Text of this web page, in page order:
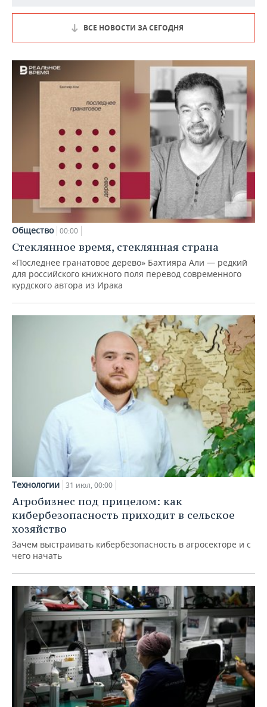
ВСЕ НОВОСТИ ЗА СЕГОДНЯ
Общество 00:00
Стеклянное время, стеклянная страна
«Последнее гранатовое дерево» Бахтияра Али — редкий
для российского книжного поля перевод современного
курдского автора из Ирака
Технологии 31 июл, 00:00
Агробизнес под прицелом: как
кибербезопасность приходит в сельское
хозяйство
Зачем выстраивать кибербезопасность в агросекторе и с
чего начать